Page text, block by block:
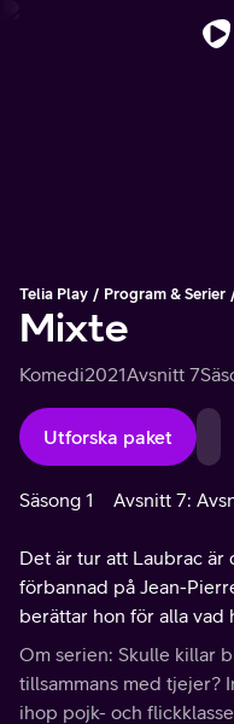
Telia Play Program & Serier
Mixte
Komedi2021Avsnitt 7
Utforska paket
Säsong 1 Avsnitt 7:
Det är tur att Laubrac
förbannad på Jean-
berättar hon för alla vad
börjar tar fart..
Om serien: Skulle killar
tillsammans med tjejer?
ihop pojk- och